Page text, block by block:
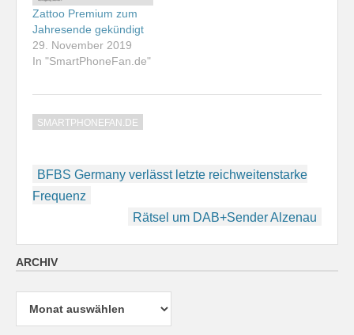
Zattoo Premium zum
Jahresende gekündigt
29. November 2019
In "SmartPhoneFan.de"
SMARTPHONEFAN.DE
Beitragsnavigation
BFBS Germany verlässt letzte reichweitenstarke
Frequenz
Rätsel um DAB+Sender Alzenau
ARCHIV
Archiv